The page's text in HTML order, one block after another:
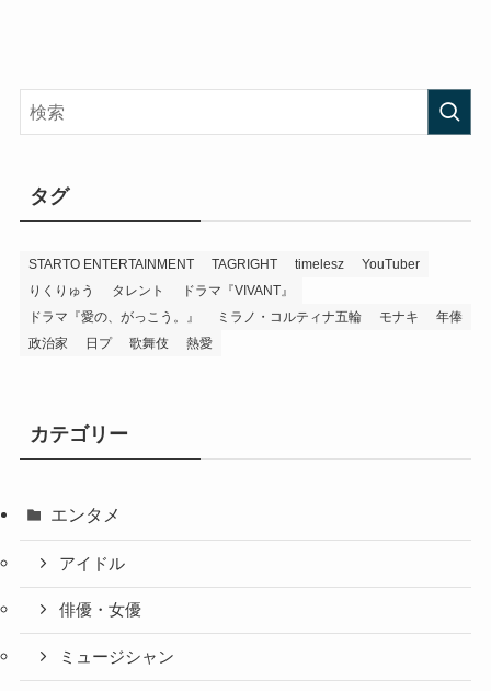
タグ
STARTO ENTERTAINMENT TAGRIGHT timelesz
YouTuber
りくりゅう
タレント
ドラマ『VIVANT』
ドラマ『愛の、がっこう。』
ミラノ・コルティナ五輪 モナキ
年俸
政治家
日プ 歌舞伎 熱愛
カテゴリー
エンタメ
アイドル
俳優・女優
ミュージシャン